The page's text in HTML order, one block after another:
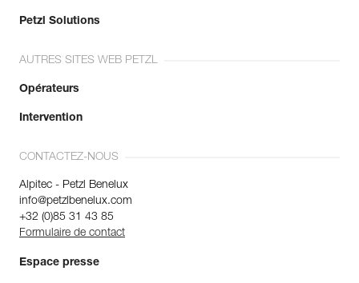
Petzl Solutions
AUTRES SITES WEB PETZL
Opérateurs
Intervention
CONTACTEZ-NOUS
Alpitec - Petzl Benelux
info@petzlbenelux.com
+32 (0)85 31 43 85
Formulaire de contact
Espace presse